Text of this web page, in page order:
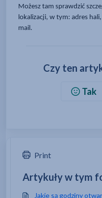
Możesz tam sprawdzić
lokalizacji, w tym: adres
mail.
Czy ten
Tak
Print
Artykuły w tym
Jakie są godziny